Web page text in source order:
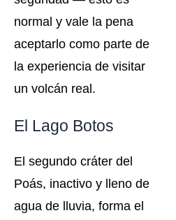
normal y vale la pena
aceptarlo como parte de
la experiencia de visitar
un volcán real.
El Lago Botos
El segundo cráter del
Poás, inactivo y lleno de
agua de lluvia, forma el